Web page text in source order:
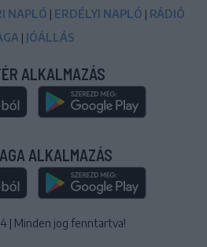
NAPLÓ | ERDÉLYI NAPLÓ | RÁDIÓ
| JÓÁLLÁS
ALKALMAZÁS
ALKALMAZÁS
| Minden jog fenntartva!